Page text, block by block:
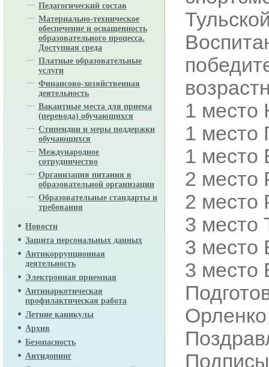
Педагогический состав
Материально-техническое
обеспечение и оснащенность
образовательного процесса.
Доступная среда
Платные образовательные
услуги
Финансово-хозяйственная
деятельность
Вакантные места для приема
(перевода) обучающихся
Стипендии и меры поддержки
обучающихся
Международное
сотрудничество
Организация питания в
образовательной организации
Образовательные стандарты и
требования
Новости
Защита персональных данных
Антикоррупционная
деятельность
Электронная приемная
Антинаркотическая
профилактическая работа
Летние каникулы
Архив
Безопасность
Антидопинг
1 место
1 место
1 место
2 место
2 место
3 место
3 место
3